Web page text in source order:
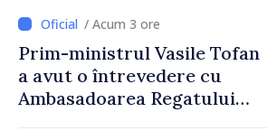
2027
/ Acum 3 ore
Prim-ministrul Vasile Tofan
a avut o întrevedere cu
Ambasadoarea Regatului